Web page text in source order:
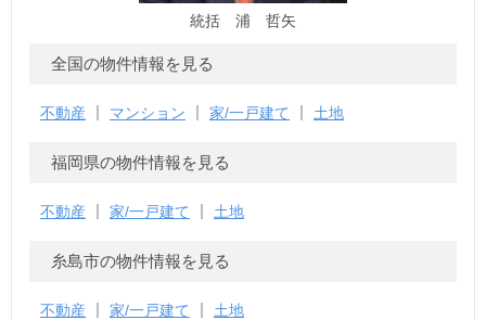
統括 浦 哲矢
全国の物件情報を見る
不動産 マンション 家/一戸建て 土地
福岡県の物件情報を見る
不動産 家/一戸建て 土地
糸島市の物件情報を見る
不動産 家/一戸建て 土地